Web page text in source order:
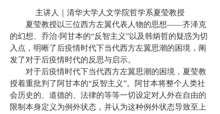
主讲人｜清华大学人文学院哲学系夏莹教授
夏莹教授以三位西方左翼代表人物的思想——齐泽克
的幻想、乔治·阿甘本的“反智主义”以及韩炳哲的疑惑为切
入点，明晰了后疫情时代下当代西方左翼思潮的困境，阐
发了对于后疫情时代的反思与启示。
对于后疫情时代下当代西方左翼思潮的困境，夏莹教
授着重批判了阿甘本的“反智主义”。阿甘本将整个人类社
会历史的、道德的、法律的等等一切设定对人外在自由的
限制本身定义为例外状态，并认为这种例外状态导致至上